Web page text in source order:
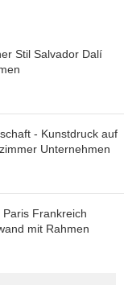
Stil Salvador Dalí
- Kunstdruck auf
Unternehmen
Frankreich
mit Rahmen